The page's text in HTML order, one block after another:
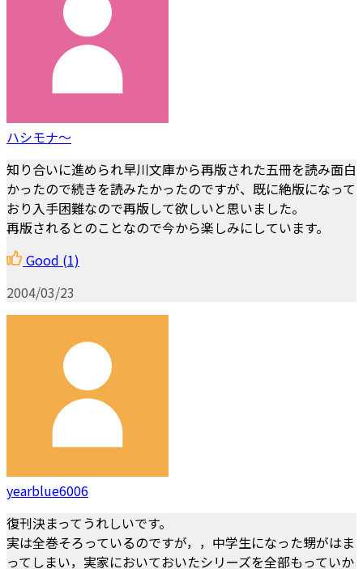
ハシモナ～
知り合いに進められ早川文庫から再版された五冊を読み面白
かったので続きを読みたかったのですが、既に絶版になって
おり入手困難なので再版して欲しいと思いました。
再版されるとのことなので今から楽しみにしています。
Good (1)
2004/03/23
yearblue6006
復刊決まってうれしいです。
実は全巻そろっているのですが，，中学生になった甥がはま
ってしまい，実家においておいたシリーズを全部もっていか